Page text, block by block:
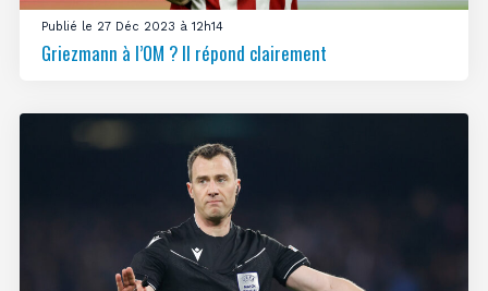
Publié le 27 Déc 2023 à 12h14
Griezmann à l’OM ? Il répond clairement